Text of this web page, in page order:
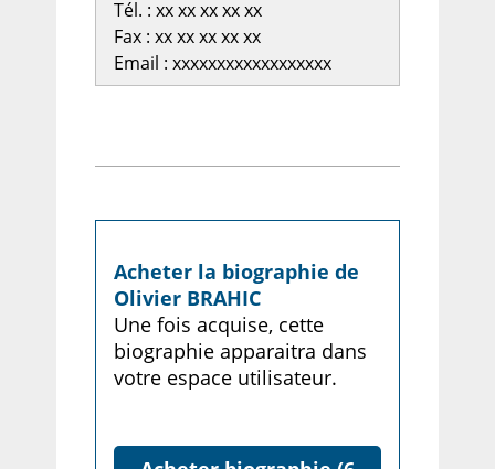
Tél. : xx xx xx xx xx
Fax : xx xx xx xx xx
Email : xxxxxxxxxxxxxxxxxx
Acheter la biographie de
Olivier BRAHIC
Une fois acquise, cette
biographie apparaitra dans
votre espace utilisateur.